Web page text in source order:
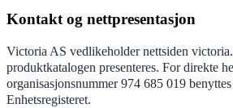
Kontakt og nettpresentasjon
Victoria AS vedlikeholder nettsiden
produktkatalogen presenteres. For direkte
organisasjonsnummer 974 685 019
Enhetsregisteret.